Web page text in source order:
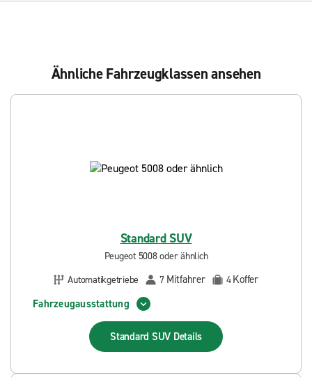
Ähnliche Fahrzeugklassen ansehen
Standard SUV
Peugeot 5008 oder ähnlich
Automatikgetriebe
7 Mitfahrer 4Koffer
Fahrzeugausstattung
Standard SUV Details